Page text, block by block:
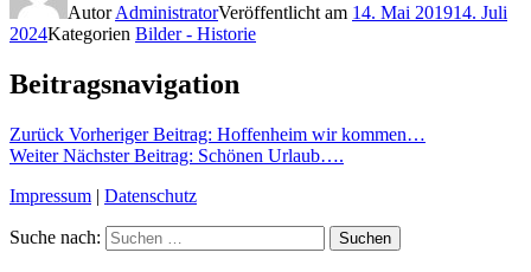
AutorAdministratorVeröffentlicht am 14. Mai 201914. Juli
2024Kategorien Bilder - Historie
Beitragsnavigation
Zurück Vorheriger Beitrag: Hoffenheim wir kommen…
Weiter Nächster Beitrag: Schönen Urlaub….
Impressum | Datenschutz
Suche nach: Suchen